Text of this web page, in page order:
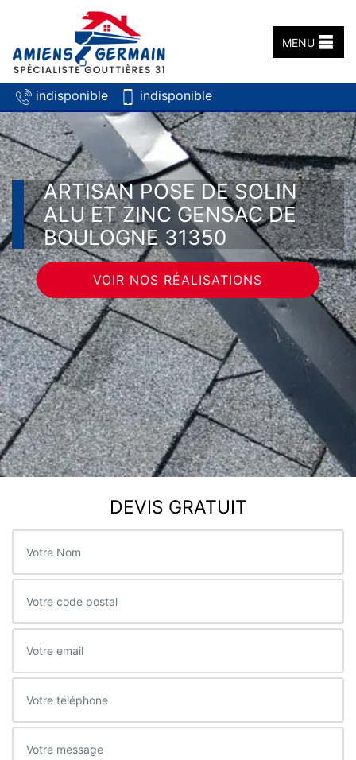
indisponible indisponible
MENU
ARTISAN POSE DE SOLIN
ALU ET ZINC GENSAC DE
BOULOGNE 31350
VOIR NOS RÉALISATIONS
DEVIS GRATUIT